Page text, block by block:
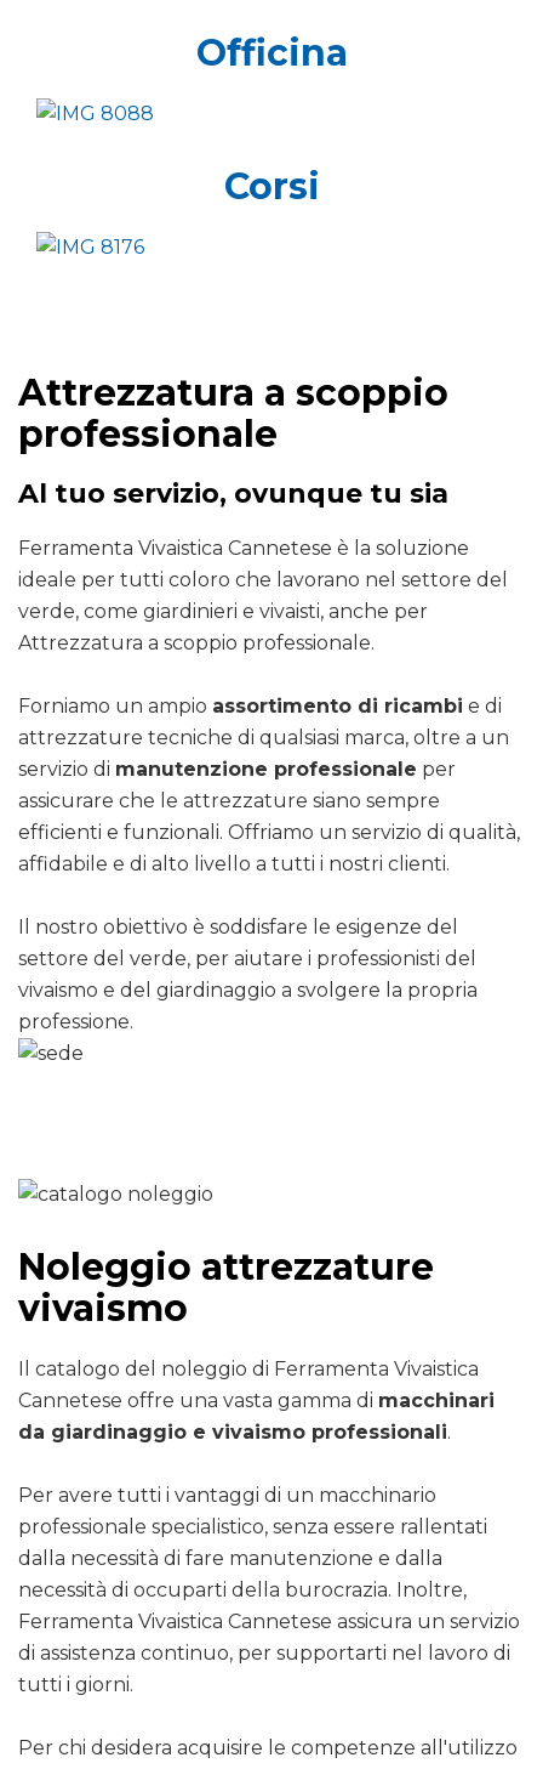
Officina
Corsi
Attrezzatura a scoppio
professionale
Al tuo servizio, ovunque tu sia
Ferramenta Vivaistica Cannetese è la soluzione
ideale per tutti coloro che lavorano nel settore del
verde, come giardinieri e vivaisti, anche per
Attrezzatura a scoppio professionale.
Forniamo un ampio assortimento di ricambi e di
attrezzature tecniche di qualsiasi marca, oltre a un
servizio di manutenzione professionale per
assicurare che le attrezzature siano sempre
efficienti e funzionali. Offriamo un servizio di qualità,
affidabile e di alto livello a tutti i nostri clienti.
Il nostro obiettivo è soddisfare le esigenze del
settore del verde, per aiutare i professionisti del
vivaismo e del giardinaggio a svolgere la propria
professione.
Noleggio attrezzature
vivaismo
Il catalogo del noleggio di Ferramenta Vivaistica
Cannetese offre una vasta gamma di macchinari
da giardinaggio e vivaismo professionali.
Per avere tutti i vantaggi di un macchinario
professionale specialistico, senza essere rallentati
dalla necessità di fare manutenzione e dalla
necessità di occuparti della burocrazia. Inoltre,
Ferramenta Vivaistica Cannetese assicura un servizio
di assistenza continuo, per supportarti nel lavoro di
tutti i giorni.
Per chi desidera acquisire le competenze all'utilizzo